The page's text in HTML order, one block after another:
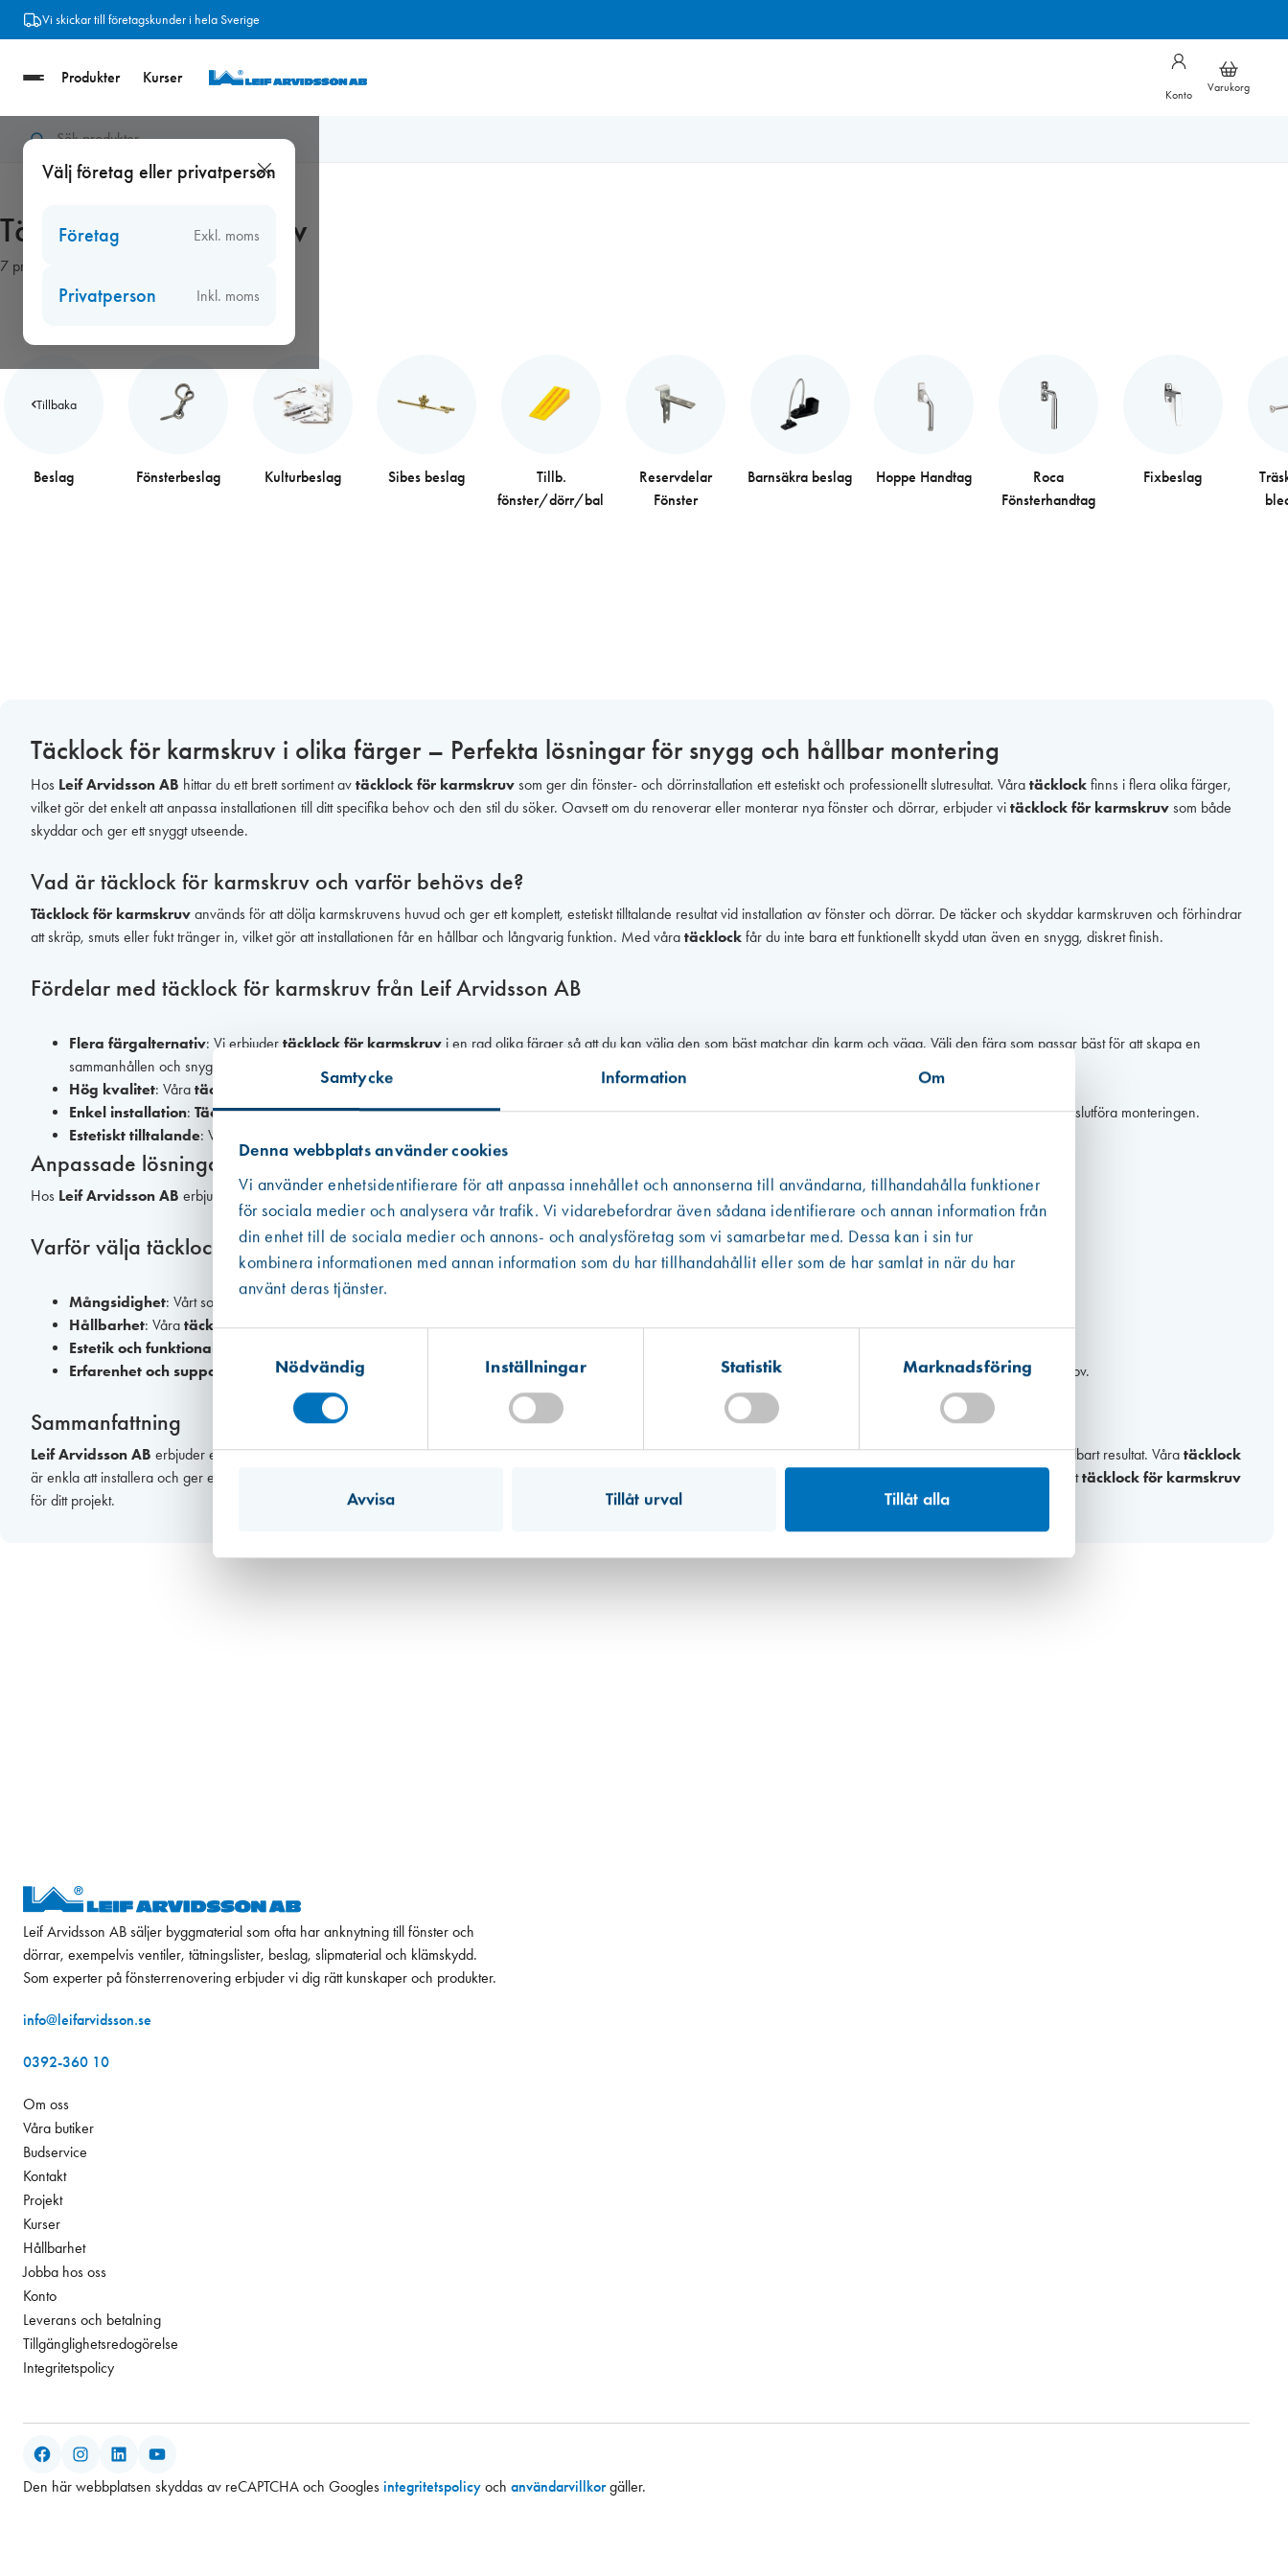
Samtycke Information Om
Denna webbplats använder cookies
Vi använder enhetsidentifierare för att anpassa innehållet och annonserna till användarna, tillhandahålla funktioner
för sociala medier och analysera vår trafik. Vi vidarebefordrar även sådana identifierare och annan information från
din enhet till de sociala medier och annons- och analysföretag som vi samarbetar med. Dessa kan i sin tur
kombinera informationen med annan information som du har tillhandahållit eller som de har samlat in när du har
använt deras tjänster.
Nödvändig
Inställningar Statistik Marknadsföring
Avvisa Tillåt urval Tillåt alla
Hoppa
Vi skickar till företagskunder i hela Sverige
Produkter Kurser
Konto
Varukorg
Välj företag eller privatperson
Företag Exkl. moms
Privatperson Inkl. moms
Hem/
Täcklock för karmskruv
7 produkter
Tillbaka
Beslag Fönsterbeslag Kulturbeslag Sibes beslag
Tillb.
fönster/dörr/balkong
Reservdelar
Fönster
Barnsäkra beslag Hoppe Handtag
Roca
Fönsterhandtag
Fixbeslag
Täcklock för karmskruv i olika färger – Perfekta lösningar för snygg och hållbar montering
Hos Leif Arvidsson AB hittar du ett brett sortiment av täcklock för karmskruv som ger din fönster- och dörrinstallation ett estetiskt och professionellt slutresultat. Våra täcklock finns i flera olika färger,
vilket gör det enkelt att anpassa installationen till ditt specifika behov och den stil du söker. Oavsett om du renoverar eller monterar nya fönster och dörrar, erbjuder vi täcklock för karmskruv som både
skyddar och ger ett snyggt utseende.
Vad är täcklock för karmskruv och varför behövs de?
Täcklock för karmskruv används för att dölja karmskruvens huvud och ger ett komplett, estetiskt tilltalande resultat vid installation av fönster och dörrar. De täcker och skyddar karmskruven och förhindrar
att skräp, smuts eller fukt tränger in, vilket gör att installationen får en hållbar och långvarig funktion. Med våra täcklock får du inte bara ett funktionellt skydd utan även en snygg, diskret finish.
Fördelar med täcklock för karmskruv från Leif Arvidsson AB
Flera färgalternativ: Vi erbjudertäcklock för karmskruv i en rad olika färger så att du kan välja den som bäst matchar din karm och vägg. Välj den färg som passar bäst för att skapa en
sammanhållen och snygg design.
Hög kvalitet: Våra täcklock
är tillverkade av hållbara material för att säkerställa ett långvarigt skydd för dina karmskruvar och ger en hållbar lösning.
Enkel installation: Täcklock för karmskruvfrån Leif Arvidsson AB är enkla att installera och passar perfekt till våra karmskruvar. De ger ett snabbt och smidigt sätt att slutföra monteringen.
Estetiskt tilltalande: Våra
Anpassade lösningar för ditt projekt
Hos Leif Arvidsson AB erbjuder vi täcklock för karmskruvi flera färger, vilket ger dig flexibiliteten att välja exakt den lösning som passar för ditt projekt.
Varför välja täcklock för karmskruv från Leif Arvidsson AB?
Mångsidighet: Vårt sortiment av täcklock för karmskruv
Hållbarhet: Våra täcklockär designade för att hålla länge och ger ett skydd som både är funktionellt och estetiskt tilltalande.
Estetik och funktionalitet
Erfarenhet och support
: Med vår långvariga erfarenhet inom bygg- och fönsterbranschen erbjuder vi expertis och hjälp för att hitta de bästa produkterna för dina behov.
Sammanfattning
Leif Arvidsson AB erbjuder ett brett sortiment avtäcklock för karmskruvi olika färger för att säkerställa att din fönster- eller dörrinstallation får ett estetiskt tilltalande och hållbart resultat. Våra täcklock
är enkla att installera och ger ett professionellt och snyggt slutresultat som döljer skruvhål och skyddar dina karmskruvar. Kontakta oss idag för mer information eller för att hitta rätttäcklock för karmskruv
för ditt projekt.
Leif Arvidsson AB säljer byggmaterial som ofta har anknytning till fönster och
dörrar, exempelvis ventiler, tätningslister, beslag, slipmaterial och klämskydd.
Som experter på fönsterrenovering erbjuder vi dig rätt kunskaper och produkter.
info@leifarvidsson.se
0392-360 10
Om oss
Våra butiker
Budservice
Kontakt
Projekt
Kurser
Hållbarhet
Jobba hos oss
Konto
Leverans och betalning
Tillgänglighetsredogörelse
Integritetspolicy
Facebook
Instagram
LinkedIn
Den här webbplatsen skyddas av reCAPTCHA och Googlesintegritetspolicy ochanvändarvillkorgäller.